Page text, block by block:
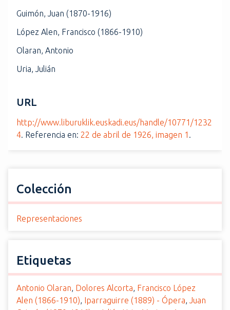
Guimón, Juan (1870-1916)
López Alen, Francisco (1866-1910)
Olaran, Antonio
Uria, Julián
URL
http://www.liburuklik.euskadi.eus/handle/10771/1232
4. Referencia en: 22 de abril de 1926, imagen 1 .
Colección
Representaciones
Etiquetas
Antonio Olaran, Dolores Alcorta, Francisco López
Alen (1866-1910), Iparraguirre (1889) - Ópera, Juan